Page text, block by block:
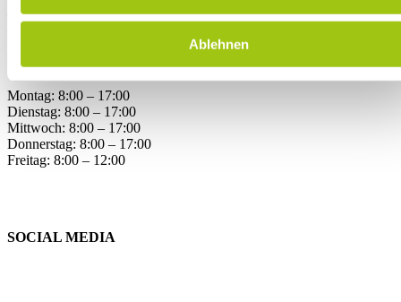
Ablehnen
Partner
Vertrag widerrufen
Montag: 8:00 – 17:00
Dienstag: 8:00 – 17:00
Mittwoch: 8:00 – 17:00
Donnerstag: 8:00 – 17:00
Freitag: 8:00 – 12:00
SOCIAL MEDIA